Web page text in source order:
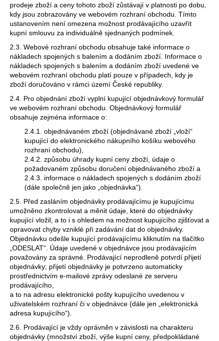
prodeje zboží a ceny tohoto zboží zůstávají v platnosti po dobu,
kdy jsou zobrazovány ve webovém rozhraní obchodu. Tímto
ustanovením není omezena možnost prodávajícího uzavřít
kupní smlouvu za individuálně sjednaných podmínek.
2.3. Webové rozhraní obchodu obsahuje také informace o
nákladech spojených s balením a dodáním zboží. Informace o
nákladech spojených s balením a dodáním zboží uvedené ve
webovém rozhraní obchodu platí pouze v případech, kdy je
zboží doručováno v rámci území České republiky.
2.4. Pro objednání zboží vyplní kupující objednávkový formulář
ve webovém rozhraní obchodu. Objednávkový formulář
obsahuje zejména informace o:
2.4.1. objednávaném zboží (objednávané zboží „vloží“
kupující do elektronického nákupního košíku webového
rozhraní obchodu),
2.4.2. způsobu úhrady kupní ceny zboží, údaje o
požadovaném způsobu doručení objednávaného zboží a
2.4.3. informace o nákladech spojených s dodáním zboží
(dále společně jen jako „objednávka“).
2.5. Před zasláním objednávky prodávajícímu je kupujícímu
umožněno zkontrolovat a měnit údaje, které do objednávky
kupující vložil, a to i s ohledem na možnost kupujícího zjišťovat a
opravovat chyby vzniklé při zadávání dat do objednávky.
Objednávku odešle kupující prodávajícímu kliknutím na tlačítko
„ODESLAT“. Údaje uvedené v objednávce jsou prodávajícím
považovány za správné. Prodávající neprodleně potvrdí přijetí
objednávky; přijetí objednávky je potvrzeno automaticky
prostřednictvím e-mailové zprávy odeslané ze serveru
prodávajícího,
a to na adresu elektronické pošty kupujícího uvedenou v
uživatelském rozhraní či v objednávce (dále jen „elektronická
adresa kupujícího“).
2.6. Prodávající je vždy oprávněn v závislosti na charakteru
objednávky (množství zboží, výše kupní ceny, předpokládané
JEDNACÍ
STŮL
ALFA
400,
180
X
80
CM
11
610
Původně:
12
900